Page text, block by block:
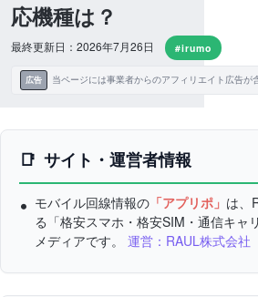
応機種は？
最終更新日：2026年7月26日 #irumo
広告 当ページには事業者からのアフィリエイト広告が
サイト・運営者情報
モバイル回線情報の 「アプリポ」 は、
る「格安スマホ・格安SIM・通信キャ
メディアです。 運営：RAUL株式会社